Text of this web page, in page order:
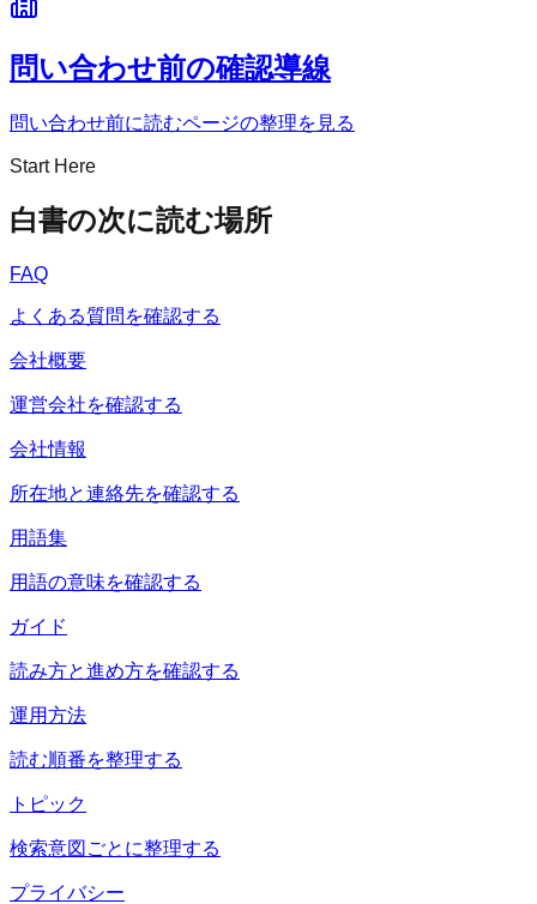
問い合わせ前の確認導線
問い合わせ前に読むページの整理を見る
Start Here
白書の次に読む場所
FAQ
よくある質問を確認する
会社概要
運営会社を確認する
会社情報
所在地と連絡先を確認する
用語集
用語の意味を確認する
ガイド
読み方と進め方を確認する
運用方法
読む順番を整理する
トピック
検索意図ごとに整理する
プライバシー